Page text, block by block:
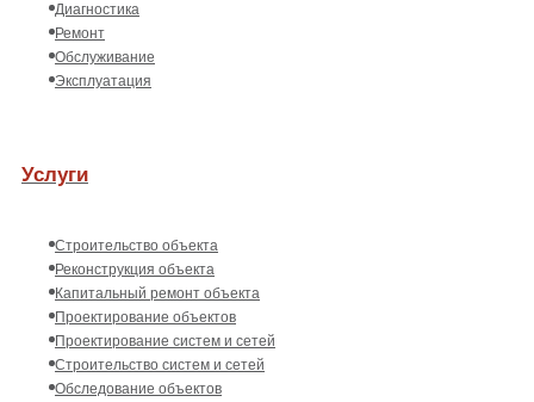
Диагностика
Ремонт
Обслуживание
Эксплуатация
Услуги
Строительство объекта
Реконструкция объекта
Капитальный ремонт объекта
Проектирование объектов
Проектирование систем и сетей
Строительство систем и сетей
Обследование объектов